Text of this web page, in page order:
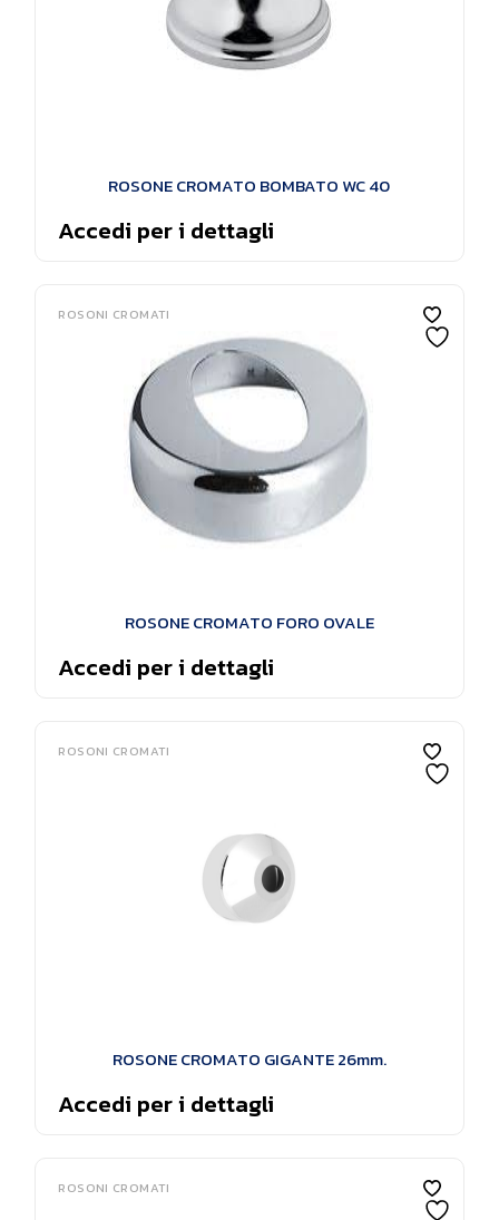
ROSONE CROMATO BOMBATO WC 40
Accedi per i dettagli
ROSONI CROMATI
ROSONE CROMATO FORO OVALE
Accedi per i dettagli
ROSONI CROMATI
ROSONE CROMATO GIGANTE 26mm.
Accedi per i dettagli
ROSONI CROMATI